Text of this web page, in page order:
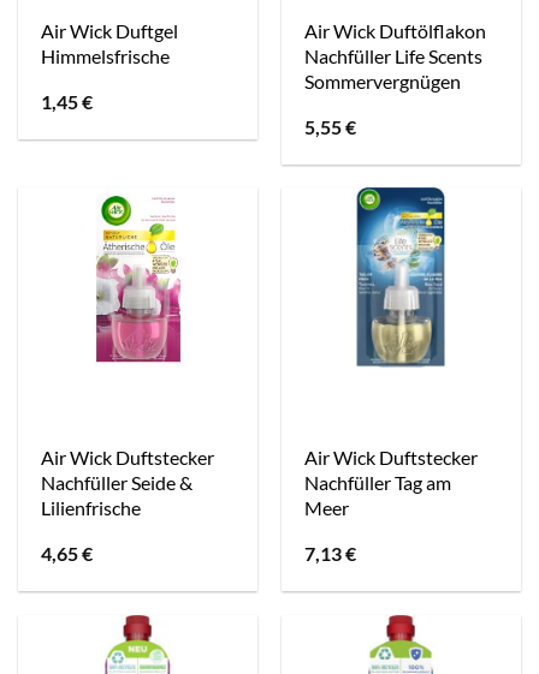
Air Wick Duftgel
Himmelsfrische
1,45€
Air Wick Duftölflakon
Nachfüller Life Scents
Sommervergnügen
5,55€
Air Wick Duftstecker
Nachfüller Seide &
Lilienfrische
4,65€
Air Wick Duftstecker
Nachfüller Tag am
Meer
7,13€